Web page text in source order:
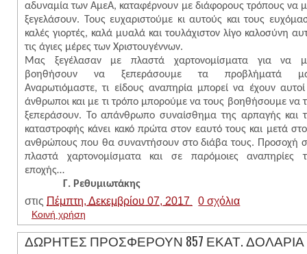
αδυναμία των ΑμεΑ, καταφέρνουν με διάφορους τρόπους να
ξεγελάσουν. Τους ευχαριστούμε κι αυτούς και τους
καλές γιορτές, καλά μυαλά και τουλάχιστον λίγο καλοσύνη
τις άγιες μέρες των Χριστουγέννων.
Μας ξεγέλασαν με πλαστά χαρτονομίσματα για να
βοηθήσουν να ξεπεράσουμε τα προβλήματά
Αναρωτιόμαστε, τι είδους αναπηρία μπορεί να έχουν αυτοί
άνθρωποι και με τι τρόπο μπορούμε να τους βοηθήσουμε να
ξεπεράσουν. Το απάνθρωπο συναίσθημα της αρπαγής και
καταστροφής κάνει κακό πρώτα στον εαυτό τους και μετά
ανθρώπους που θα συναντήσουν στο διάβα τους. Προσοχή
πλαστά χαρτονομίσματα και σε παρόμοιες αναπηρίες
Γ. Ρεθυμιωτάκης
στις Πέμπτη, Δεκεμβρίου 07, 2017 0 σχόλια
Κοινή χρήση
ΔΩΡΗΤΕΣ ΠΡΟΣΦΕΡΟΥΝ 857 ΕΚΑΤ. ΔΟΛΑΡΙΑ